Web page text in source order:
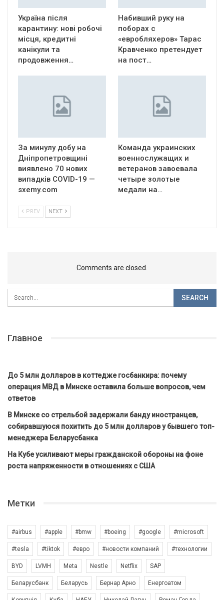
Україна після
карантину: нові робочі
місця, кредитні
канікули та
продовження…
Набивший руку на
поборах с
«евробляхеров» Тарас
Кравченко претендует
на пост…
За минулу добу на
Дніпропетровщині
виявлено 70 нових
випадків COVID-19 —
sxemy.com
Команда украинских
военнослужащих и
ветеранов завоевала
четыре золотые
медали на…
PREV NEXT
Comments are closed.
Главное
До 5 млн долларов в коттедже госбанкира: почему
операция МВД в Минске оставила больше вопросов, чем
ответов
В Минске со стрельбой задержали банду иностранцев,
собиравшуюся похитить до 5 млн долларов у бывшего топ-
менеджера Беларусбанка
На Кубе усиливают меры гражданской обороны на фоне
роста напряженности в отношениях с США
Метки
#airbus #apple #bmw #boeing #google #microsoft
#tesla #tiktok #евро #новости компаний #технологии
BYD LVMH Meta Nestle Netflix SAP
Беларусбанк Беларусь Бернар Арно Енергоатом